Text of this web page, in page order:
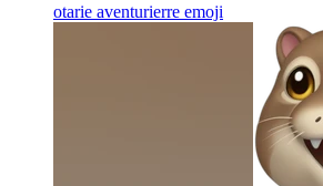
otarie aventurierre emoji